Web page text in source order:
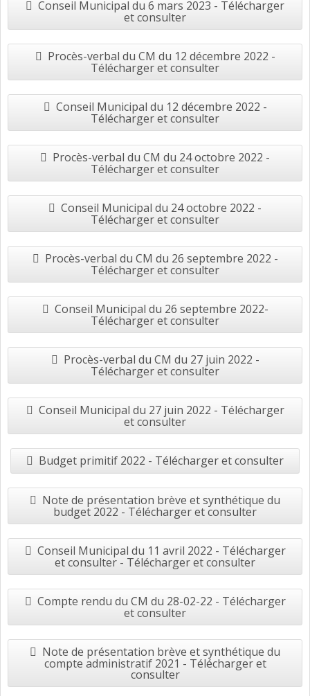
Conseil Municipal du 6 mars 2023 - Télécharger
et consulter
Procès-verbal du CM du 12 décembre 2022 -
Télécharger et consulter
Conseil Municipal du 12 décembre 2022 -
Télécharger et consulter
Procès-verbal du CM du 24 octobre 2022 -
Télécharger et consulter
Conseil Municipal du 24 octobre 2022 -
Télécharger et consulter
Procès-verbal du CM du 26 septembre 2022 -
Télécharger et consulter
Conseil Municipal du 26 septembre 2022-
Télécharger et consulter
Procès-verbal du CM du 27 juin 2022 -
Télécharger et consulter
Conseil Municipal du 27 juin 2022 - Télécharger
et consulter
Budget primitif 2022 - Télécharger et consulter
Note de présentation brève et synthétique du
budget 2022 - Télécharger et consulter
Conseil Municipal du 11 avril 2022 - Télécharger
et consulter - Télécharger et consulter
Compte rendu du CM du 28-02-22 - Télécharger
et consulter
Note de présentation brève et synthétique du
compte administratif 2021 - Télécharger et
consulter